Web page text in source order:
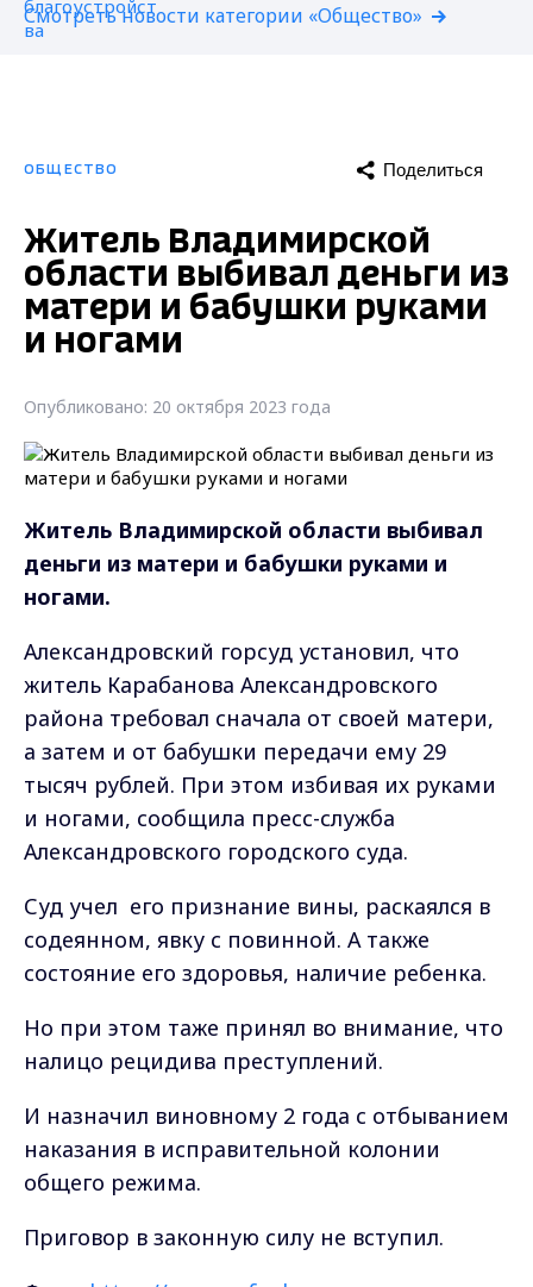
Смотреть новости категории «Общество»
ОБЩЕСТВО Поделиться
Житель Владимирской
области выбивал деньги из
матери и бабушки руками
и ногами
Опубликовано: 20 октября 2023 года
Житель Владимирской области выбивал
деньги из матери и бабушки руками и
ногами.
Александровский горсуд установил, что
житель Карабанова Александровского
района требовал сначала от своей матери,
а затем и от бабушки передачи ему 29
тысяч рублей. При этом избивая их руками
и ногами, сообщила пресс-служба
Александровского городского суда.
Суд учел его признание вины, раскаялся в
содеянном, явку с повинной. А также
состояние его здоровья, наличие ребенка.
Но при этом таже принял во внимание, что
налицо рецидива преступлений.
И назначил виновному 2 года с отбыванием
наказания в исправительной колонии
общего режима.
Приговор в законную силу не вступил.